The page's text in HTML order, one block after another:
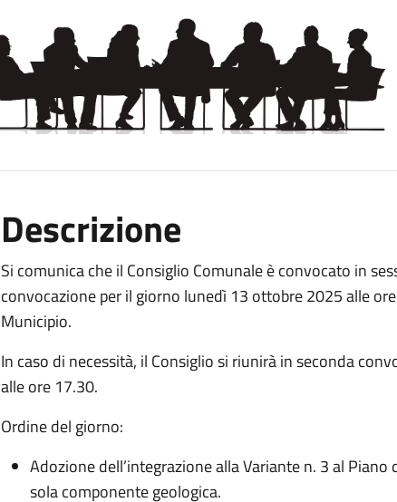
Descrizione
Si comunica che il Consiglio Comunale è convocato in
convocazione per il giorno lunedì 13 ottobre 2025 alle
Municipio.
In caso di necessità, il Consiglio si riunirà in seconda
alle ore 17.30.
Ordine del giorno:
Adozione dell’integrazione alla Variante n. 3 al
sola componente geologica.